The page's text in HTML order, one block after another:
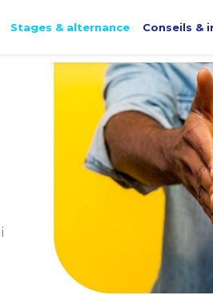
Stages & alternance Conseils &